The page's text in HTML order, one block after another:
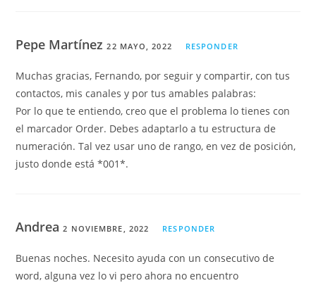
Pepe Martínez22 MAYO, 2022 RESPONDER
Muchas gracias, Fernando, por seguir y compartir, con tus
contactos, mis canales y por tus amables palabras:
Por lo que te entiendo, creo que el problema lo tienes con
el marcador Order. Debes adaptarlo a tu estructura de
numeración. Tal vez usar uno de rango, en vez de posición,
justo donde está *001*.
Andrea2 NOVIEMBRE, 2022 RESPONDER
Buenas noches. Necesito ayuda con un consecutivo de
word, alguna vez lo vi pero ahora no encuentro